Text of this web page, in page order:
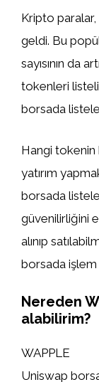
Kripto
geldi. Bu
sayısının da
tokenleri
borsada
Hangi tokenin
yatırım
borsada
güvenilirliğini
alınıp
borsada
Nereden
alabilirim?
WAPPLE
Uniswap